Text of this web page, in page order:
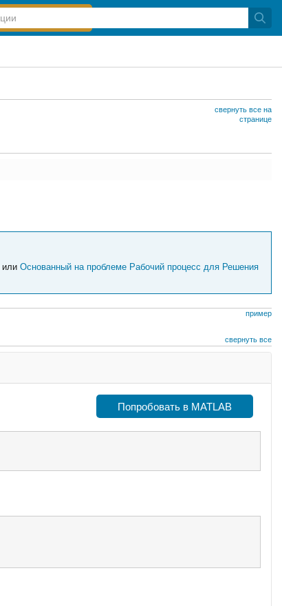
свернуть все на
странице
или Основанный на проблеме Рабочий процесс для Решения
пример
свернуть все
Попробовать в MATLAB